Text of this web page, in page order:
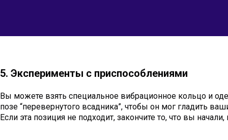
5. Эксперименты с приспособлениями
Вы можете взять специальное вибрационное кольцо и
позе “перевернутого всадника”, чтобы он мог гладить
Если эта позиция не подходит, закончите то, что вы